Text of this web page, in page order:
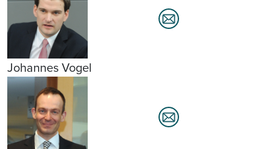
Johannes Vogel